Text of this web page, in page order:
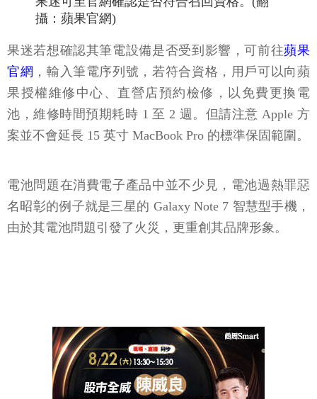
攝：蘋果官網)
果迷若想確認其筆電設備是否受到影響，可前往蘋果
官網 ，輸入筆電序列號，若符合資格，用戶可以向蘋
果授權維修中心、直營店預約檢修，以免費更換電
池，維修時間預期耗時 1 至 2 週。但請注意 Apple 方
案並不會延長 15 英寸 MacBook Pro 的標準保固範圍。
電池問題在消費電子產品中並不少見，電池過熱罪惡
名昭彰的例子就是三星的 Galaxy Note 7 智慧型手機，
由於其電池問題引發了火災，更重創其品牌形象。